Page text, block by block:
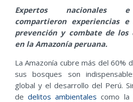
Expertos nacionales e
compartieron experiencias
prevención y combate de los
en la Amazonía peruana.
La Amazonía cubre más del 60%
sus bosques son
global y el desarrollo del Perú.
dedelitos ambientales como la